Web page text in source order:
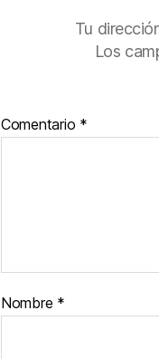
Tu
Los
Comentario *
Nombre *